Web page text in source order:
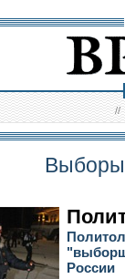
//
Выборы
России